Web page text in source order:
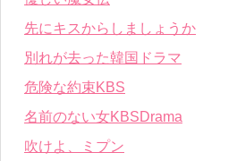
先にキスからしましょうか
別れが去った韓国ドラマ
危険な約束KBS
名前のない女KBSDrama
吹けよ、ミプン